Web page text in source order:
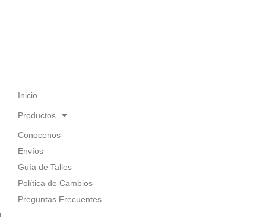
Inicio
Productos
Conocenos
Envíos
Guía de Talles
Política de Cambios
Preguntas Frecuentes